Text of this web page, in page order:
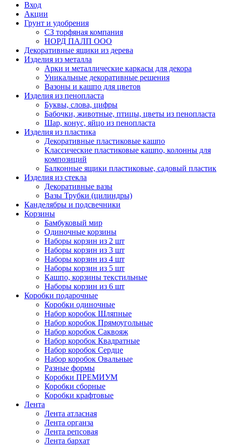
Вход
Акции
Грунт и удобрения
СЗ торфяная компания
НОРД ПАЛП ООО
Декоративные ящики из дерева
Изделия из металла
Арки и металлические каркасы для декора
Уникальные декоративные решения
Вазоны и кашпо для цветов
Изделия из пенопласта
Буквы, слова, цифры
Бабочки, животные, птицы, цветы из пенопласта
Шар, конус, яйцо из пенопласта
Изделия из пластика
Декоративные пластиковые кашпо
Классические пластиковые кашпо, колонны для
композиций
Балконные ящики пластиковые, садовый пластик
Изделия из стекла
Декоративные вазы
Вазы Трубки (цилиндры)
Канделябры и подсвечники
Корзины
Бамбуковый мир
Одиночные корзины
Наборы корзин из 2 шт
Наборы корзин из 3 шт
Наборы корзин из 4 шт
Наборы корзин из 5 шт
Кашпо, корзины текстильные
Наборы корзин из 6 шт
Коробки подарочные
Коробки одиночные
Набор коробок Шляпные
Набор коробок Прямоугольные
Набор коробок Саквояж
Набор коробок Квадратные
Набор коробок Сердце
Набор коробок Овальные
Разные формы
Коробки ПРЕМИУМ
Коробки сборные
Коробки крафтовые
Лента
Лента атласная
Лента органза
Лента репсовая
Лента бархат